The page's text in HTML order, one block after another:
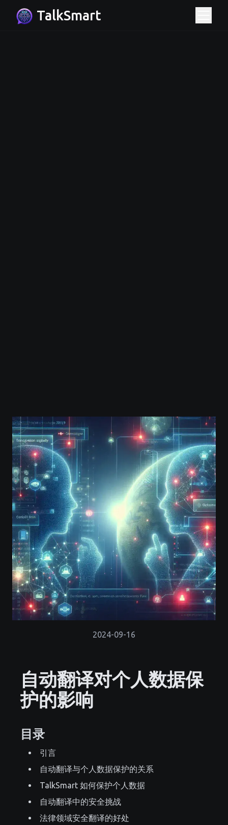
TalkSmart
2024-09-16
自动翻译对个人数据保
护的影响
目录
引言
自动翻译与个人数据保护的关系
TalkSmart 如何保护个人数据
自动翻译中的安全挑战
法律领域安全翻译的好处